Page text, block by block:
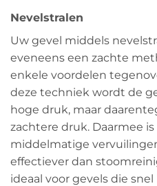
Nevelstralen
Uw gevel middels
eveneens een zachte
enkele voordelen
deze techniek wordt de
hoge druk, maar
zachtere druk. Daarmee
middelmatige
effectiever dan
ideaal voor gevels die